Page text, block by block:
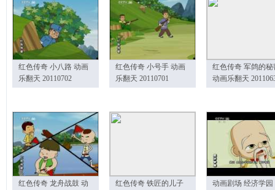
红色传奇 小八路 动画
乐翻天 20110702
红色传奇 小号手 动画
乐翻天 20110701
红色传奇 军鸽的秘
动画乐翻天
红色传奇 龙舟战鼓 动
红色传奇 铁匠的儿子
动画剧场 经济学园